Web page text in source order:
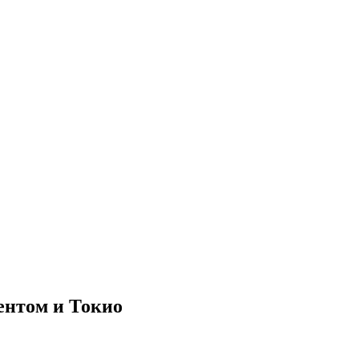
и Токио